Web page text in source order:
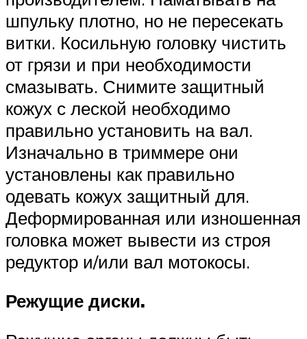
шпульку плотно, но не пересекать
витки. Косильную головку чистить
от грязи и при необходимости
смазывать. Снимите защитный
кожух с леской необходимо
правильно установить на вал.
Изначально в триммере они
установлены как правильно
одевать кожух защитный для.
Деформированная или изношенная
головка может вывести из строя
редуктор и/или вал мотокосы.
Режущие диски.